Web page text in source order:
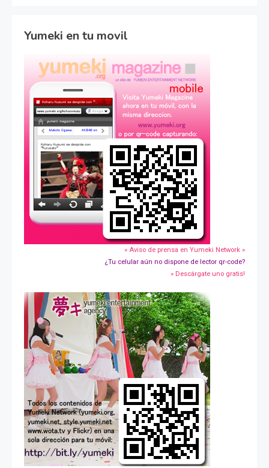
Yumeki en tu movil
» Aviso de prensa en Yumeki Network »
¿Tu celular aún no dispone de lector qr-code?
» Descárgate uno gratis!